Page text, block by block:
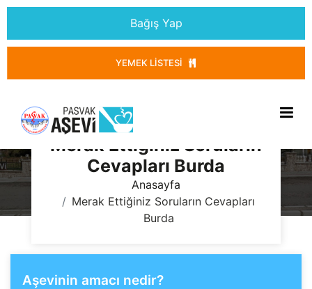
Bağış Yap
YEMEK LISTESI
Merak Ettiğiniz Soruların
Cevapları Burda
Anasayfa
Merak Ettiğiniz Soruların Cevapları
Burda
Aşevinin amacı nedir?